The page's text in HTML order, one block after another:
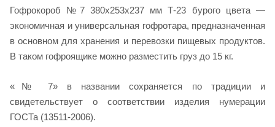
Гофрокороб №7 380х253х237 мм Т-23 бурого цвета —
экономичная и универсальная гофротара, предназначенная
в основном для хранения и перевозки пищевых продуктов.
В таком гофроящике можно разместить груз до 15 кг.
«№ 7» в названии сохраняется по традиции и
свидетельствует о соответствии изделия нумерации
ГОСТа (13511-2006).